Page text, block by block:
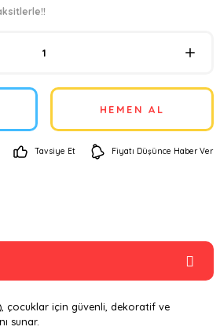
HEMEN AL
Tavsiye Et Fiyatı Düşünce Haber Ver
çocuklar için güvenli, dekoratif ve
sunar.